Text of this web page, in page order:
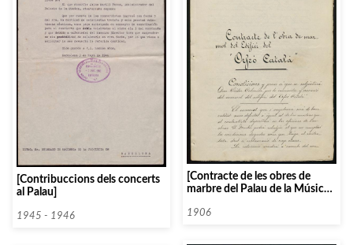
[Contribuccions dels concerts
al Palau]
1945 - 1946
[Contracte de les obres de
marbre del Palau de la Música
Colomer]
1906